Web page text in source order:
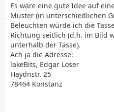
Es wäre eine gute Idee auf
Muster (in unterschiedlichen
Beleuchten würde ich die
Richtung seitlich (d.h. im Bild
unterhalb der Tasse).
Ach ja die Adresse:
lakeBits, Edgar Loser
Haydnstr. 25
78464 Konstanz